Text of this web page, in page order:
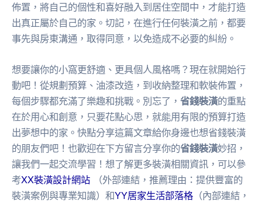
佈置，將自己的個性和喜好融入到居住空間中，才能打造
出真正屬於自己的家。切記，在進行任何裝潢之前，都要
事先與房東溝通，取得同意，以免造成不必要的糾紛。
想要讓你的小窩更舒適、更具個人風格嗎？現在就開始行
動吧！從規劃預算、油漆改造，到收納整理和軟裝佈置，
每個步驟都充滿了樂趣和挑戰。別忘了， 省錢裝潢的重點
在於用心和創意，只要花點心思，就能用有限的預算打造
出夢想中的家。快點分享這篇文章給你身邊也想省錢裝潢
的朋友們吧！也歡迎在下方留言分享你的省錢裝潢妙招，
讓我們一起交流學習！想了解更多裝潢相關資訊，可以參
考XX裝潢設計網站 （外部連結，推薦理由：提供豐富的
裝潢案例與專業知識）和YY居家生活部落格 （內部連結，